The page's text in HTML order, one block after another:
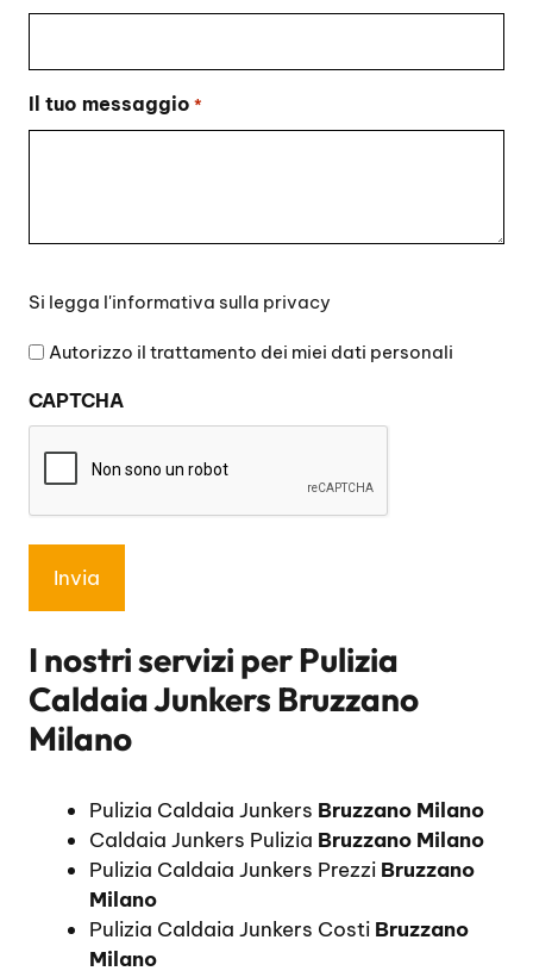
Il tuo messaggio *
legga
l'informativa
privacy
Si legga l'informativa sulla privacy
Autorizzo il trattamento dei miei dati personali
CAPTCHA
I nostri servizi perPulizia
Caldaia Junkers Bruzzano
Milano
Pulizia Caldaia Junkers Bruzzano Milano
Caldaia Junkers Pulizia Bruzzano Milano
Pulizia Caldaia Junkers Prezzi Bruzzano
Milano
Pulizia Caldaia Junkers Costi Bruzzano
Milano